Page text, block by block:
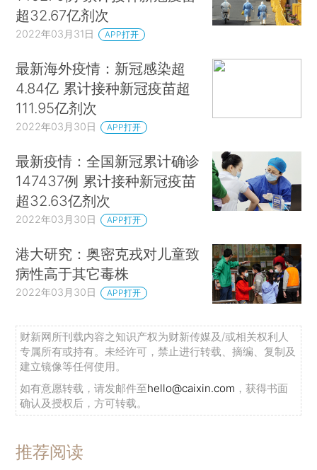
超32.67亿剂次
2022年03月31日 APP打开
最新海外疫情：新冠感染超
4.84亿 累计接种新冠疫苗超
111.95亿剂次
2022年03月30日 APP打开
最新疫情：全国新冠累计确诊
147437例 累计接种新冠疫苗
超32.63亿剂次
2022年03月30日 APP打开
港大研究：奥密克戎对儿童致
病性高于其它毒株
2022年03月30日 APP打开
财新网所刊载内容之知识产权为财新传媒及/或相关权利人
专属所有或持有。未经许可，禁止进行转载、摘编、复制及
建立镜像等任何使用。
如有意愿转载，请发邮件至hello@caixin.com ，获得书面
确认及授权后，方可转载。
推荐阅读